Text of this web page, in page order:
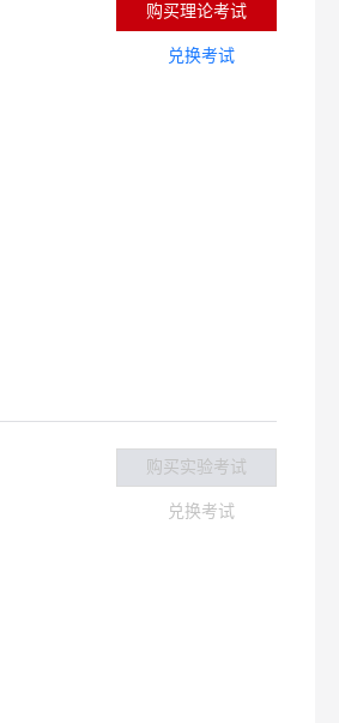
购买理论考试
兑换考试
购买实验考试
兑换考试